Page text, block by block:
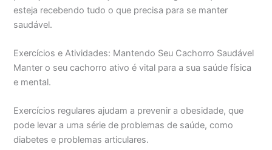
esteja recebendo tudo o que precisa para se manter
saudável.
Exercícios e Atividades: Mantendo Seu Cachorro Saudável
Manter o seu cachorro ativo é vital para a sua saúde física
e mental.
Exercícios regulares ajudam a prevenir a obesidade, que
pode levar a uma série de problemas de saúde, como
diabetes e problemas articulares.